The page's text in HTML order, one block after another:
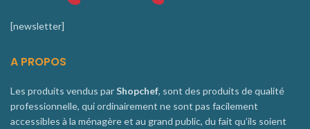
[newsletter]
A PROPOS
Les produits vendus parShopchef, sont des produits de qualité
professionnelle, qui ordinairement ne sont pas facilement
accessibles à la ménagère et au grand public, du fait qu’ils soient